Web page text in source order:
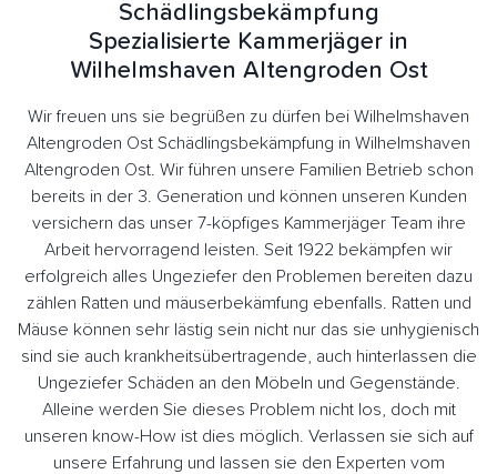
Schädlingsbekämpfung
Spezialisierte Kammerjäger in
Wilhelmshaven Altengroden Ost
Wir freuen uns sie begrüßen zu dürfen bei Wilhelmshaven
Altengroden Ost Schädlingsbekämpfung in Wilhelmshaven
Altengroden Ost. Wir führen unsere Familien Betrieb schon
bereits in der 3. Generation und können unseren Kunden
versichern das unser 7-köpfiges Kammerjäger Team ihre
Arbeit hervorragend leisten. Seit 1922 bekämpfen wir
erfolgreich alles Ungeziefer den Problemen bereiten dazu
zählen Ratten und mäuserbekämfung ebenfalls. Ratten und
Mäuse können sehr lästig sein nicht nur das sie unhygienisch
sind sie auch krankheitsübertragende, auch hinterlassen die
Ungeziefer Schäden an den Möbeln und Gegenstände.
Alleine werden Sie dieses Problem nicht los, doch mit
unseren know-How ist dies möglich. Verlassen sie sich auf
unsere Erfahrung und lassen sie den Experten vom